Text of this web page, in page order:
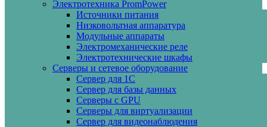
Электротехника PromPower
Источники питания
Низковольтная аппаратура
Модульные аппараты
Электромеханические реле
Электротехнические шкафы
Серверы и сетевое оборудование
Сервер для 1С
Сервер для базы данных
Серверы с GPU
Серверы для виртуализации
Сервер для видеонаблюдения